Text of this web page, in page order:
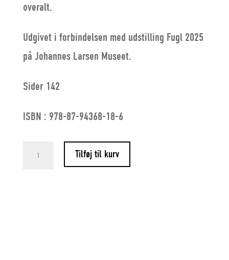
overalt.
Udgivet i forbindelsen med udstilling Fugl 2025
på Johannes Larsen Museet.
Sider 142
ISBN : 978-87-94368-18-6
Fugl
Tilføj til kurv